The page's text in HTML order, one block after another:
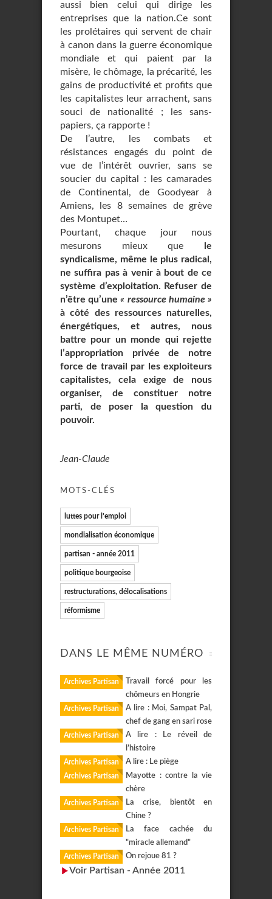
aussi bien celui qui dirige les
entreprises que la nation.Ce sont
les prolétaires qui servent de chair
à canon dans la guerre économique
mondiale et qui paient par la
misère, le chômage, la précarité, les
gains de productivité et profits que
les capitalistes leur arrachent, sans
souci de nationalité ; les sans-
papiers, ça rapporte !
De l’autre, les combats et
résistances engagés du point de
vue de l’intérêt ouvrier, sans se
soucier du capital : les camarades
de Continental, de Goodyear à
Amiens, les 8 semaines de grève
des Montupet…
Pourtant, chaque jour nous
mesurons mieux que
le
syndicalisme, même le plus radical,
ne suffira pas à venir à bout de ce
système d’exploitation. Refuser de
n’être qu’une« ressource humaine »
à côté des ressources naturelles,
énergétiques, et autres, nous
battre pour un monde qui rejette
l’appropriation privée de notre
force de travail par les exploiteurs
capitalistes, cela exige de nous
organiser, de constituer notre
parti, de poser la question du
pouvoir.
Jean-Claude
MOTS-CLÉS
luttes pour l’emploi
mondialisation économique
partisan - année 2011
politique bourgeoise
restructurations, délocalisations
réformisme
DANS LE MÊME NUMÉRO
Archives Partisan
Travail forcé pour les
chômeurs en Hongrie
Archives Partisan
A lire : Moi, Sampat Pal,
chef de gang en sari rose
Archives Partisan
A lire : Le réveil de
l’histoire
Archives Partisan A lire : Le piège
Archives Partisan
Mayotte : contre la vie
chère
Archives Partisan
La crise, bientôt en
Chine ?
Archives Partisan
La face cachée du
"miracle allemand"
Archives Partisan On rejoue 81 ?
Voir Partisan - Année 2011